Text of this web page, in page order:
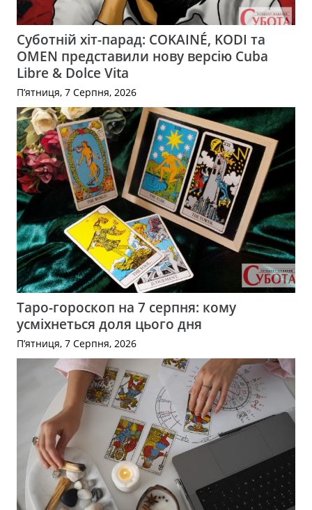
Суботній хіт-парад: COKAINÉ, KODI та
OMEN представили нову версію Cuba
Libre & Dolce Vita
П’ятниця, 7 Серпня, 2026
Таро-гороскоп на 7 серпня: кому
усміхнеться доля цього дня
П’ятниця, 7 Серпня, 2026